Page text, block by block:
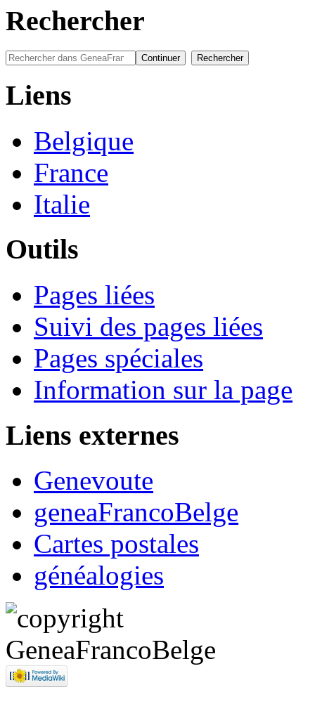
Rechercher
Liens
Belgique
France
Italie
Outils
Pages liées
Suivi des pages liées
Pages spéciales
Information sur la page
Liens externes
Genevoute
geneaFrancoBelge
Cartes postales
généalogies